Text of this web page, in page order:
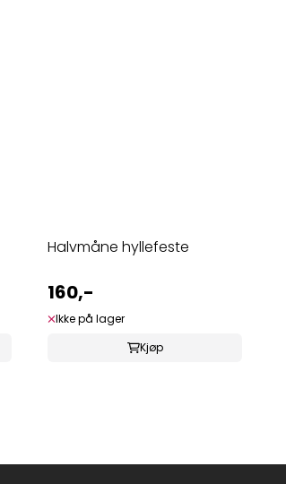
Halvmåne hyllefeste
160,-
Ikke på lager
Kjøp